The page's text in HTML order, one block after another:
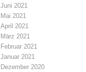
Juni 2021
Mai 2021
April 2021
März 2021
Februar 2021
Januar 2021
Dezember 2020